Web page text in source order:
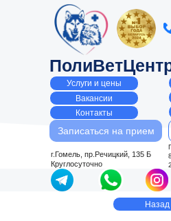
Записаться на прием
Услуги и цены
Контакты
Вакансии
г.Гомель, пр.Речицкий, 135 Б
Круглосуточно
Назад